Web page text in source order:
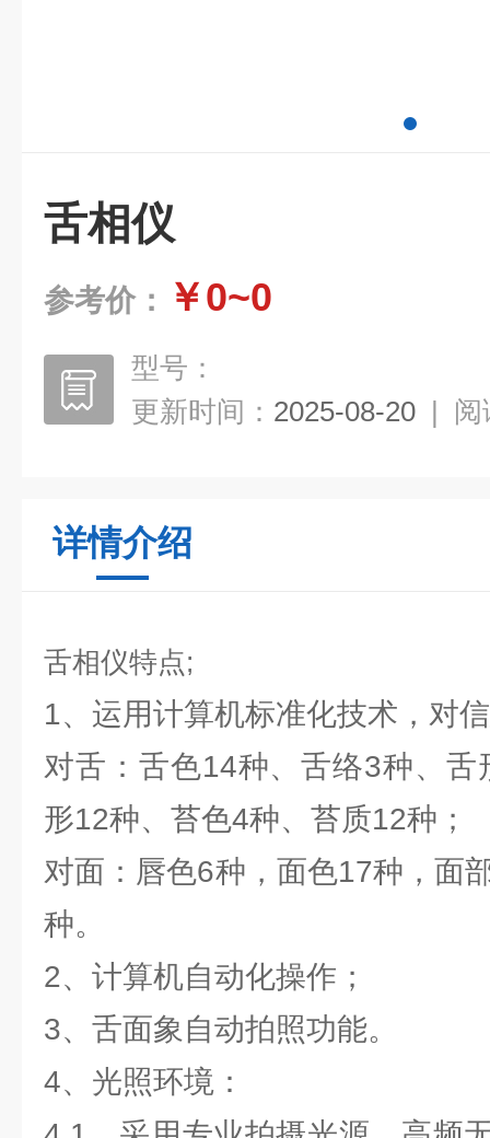
舌相仪
参考价： ￥0~0
型号：
更新时间： 2025-08-20 | 阅
详情介绍
舌相仪特点;
1、运用计算机标准化技术，对
对舌：舌色14种、舌络3种、
形12种、苔色4种、苔质12种；
对面：唇色6种，面色17种，面
种。
2、计算机自动化操作；
3、舌面象自动拍照功能。
4、光照环境：